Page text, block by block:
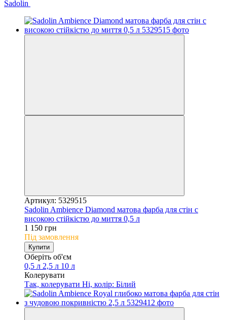
Sadolin
Артикул: 5329515
Sadolin Ambience Diamond матова фарба для стін c
високою стійкістю до миття 0,5 л
1 150 грн
Під замовлення
Купити
Оберіть об'єм
0,5 л 2,5 л 10 л
Колерувати
Так, колерувати Ні, колір: Білий